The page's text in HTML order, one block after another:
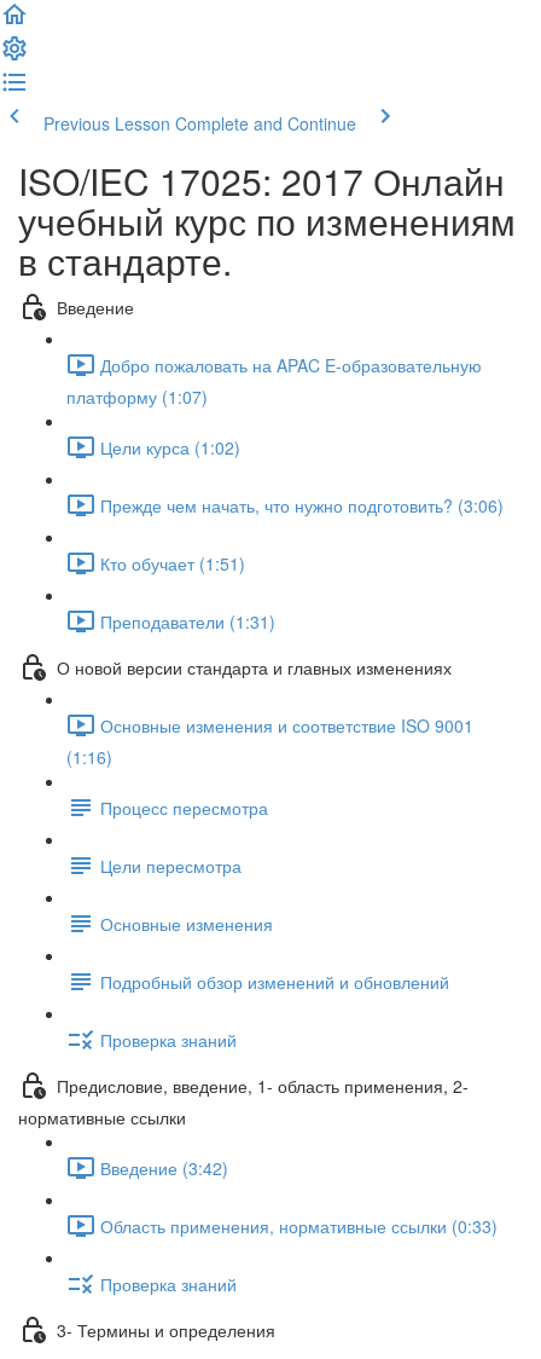
Previous Lesson Complete and Continue
ISO/IEC 17025: 2017 Онлайн
учебный курс по изменениям
в стандарте.
Введение
Добро пожаловать на APAC E-образовательную
платформу (1:07)
Цели курса (1:02)
Прежде чем начать, что нужно подготовить? (3:06)
Кто обучает (1:51)
Преподаватели (1:31)
О новой версии стандарта и главных изменениях
Основные изменения и соответствие ISO 9001
(1:16)
Процесс пересмотра
Цели пересмотра
Основные изменения
Подробный обзор изменений и обновлений
Проверка знаний
Предисловие, введение, 1- область применения, 2-
нормативные ссылки
Введение (3:42)
Область применения, нормативные ссылки (0:33)
Проверка знаний
3- Термины и определения